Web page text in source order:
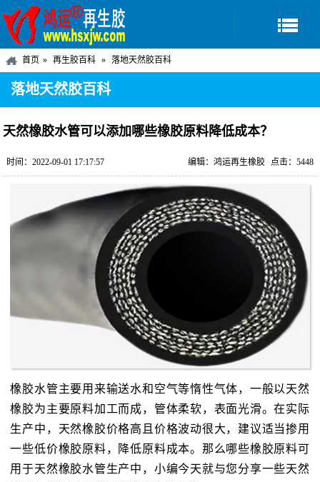
首页 再生胶百科 落地天然胶百科
落地天然胶百科
天然橡胶水管可以添加哪些橡胶原料降低成本？
时间：2022-09-01 17:17:57 点击：5448
编辑：鸿运再生橡胶
橡胶水管主要用来输送水和空气等惰性气体，一般以天然
橡胶为主要原料加工而成，管体柔软，表面光滑。在实际
生产中，天然橡胶价格高且价格波动很大，建议适当掺用
一些低价橡胶原料，降低原料成本。那么哪些橡胶原料可
用于天然橡胶水管生产中，小编今天就与您分享一些天然